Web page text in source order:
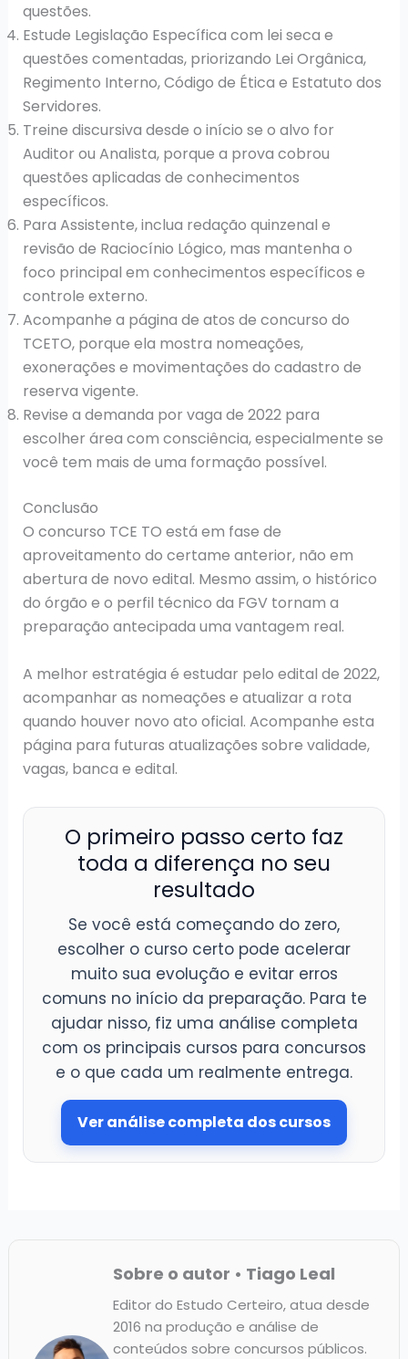
questões.
Estude Legislação Específica com lei seca e
questões comentadas, priorizando Lei Orgânica,
Regimento Interno, Código de Ética e Estatuto dos
Servidores.
Treine discursiva desde o início se o alvo for
Auditor ou Analista, porque a prova cobrou
questões aplicadas de conhecimentos
específicos.
Para Assistente, inclua redação quinzenal e
revisão de Raciocínio Lógico, mas mantenha o
foco principal em conhecimentos específicos e
controle externo.
Acompanhe a página de atos de concurso do
TCETO, porque ela mostra nomeações,
exonerações e movimentações do cadastro de
reserva vigente.
Revise a demanda por vaga de 2022 para
escolher área com consciência, especialmente se
você tem mais de uma formação possível.
Conclusão
O concurso TCE TO está em fase de
aproveitamento do certame anterior, não em
abertura de novo edital. Mesmo assim, o histórico
do órgão e o perfil técnico da FGV tornam a
preparação antecipada uma vantagem real.
A melhor estratégia é estudar pelo edital de 2022,
acompanhar as nomeações e atualizar a rota
quando houver novo ato oficial. Acompanhe esta
página para futuras atualizações sobre validade,
vagas, banca e edital.
O primeiro passo certo faz
toda a diferença no seu
resultado
Se você está começando do zero,
escolher o curso certo pode acelerar
muito sua evolução e evitar erros
comuns no início da preparação. Para te
ajudar nisso, fiz uma análise completa
com os principais cursos para concursos
e o que cada um realmente entrega.
Ver análise completa dos cursos
Sobre o autor • Tiago Leal
Editor do Estudo Certeiro, atua desde
2016 na produção e análise de
conteúdos sobre concursos públicos.